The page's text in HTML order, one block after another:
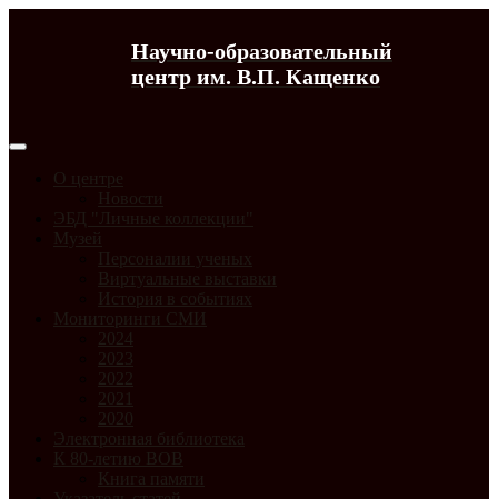
Научно-образовательный
центр им. В.П. Кащенко
О центре
Новости
ЭБД "Личные коллекции"
Музей
Персоналии ученых
Виртуальные выставки
История в событиях
Мониторинги СМИ
2024
2023
2022
2021
2020
Электронная библиотека
К 80-летию ВОВ
Книга памяти